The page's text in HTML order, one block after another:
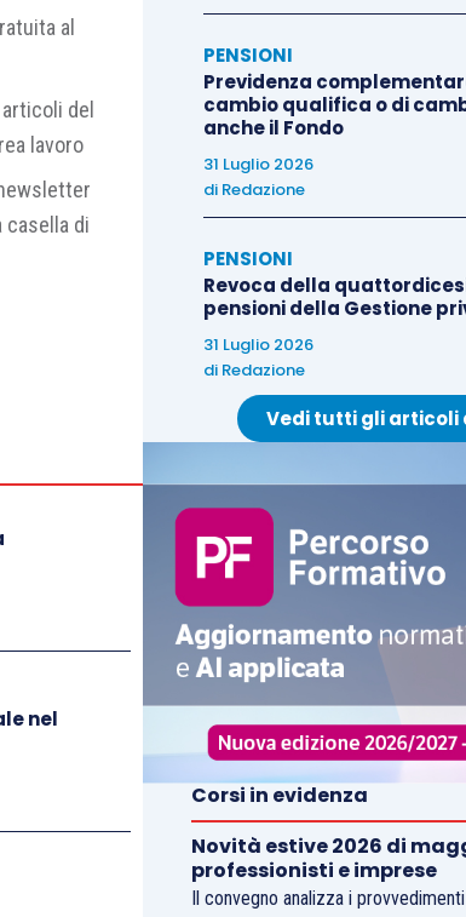
a lui
tramite
al
del
lavoro
di
nel
PENSIONI
Previdenza
cambio qualifica o di
anche il Fondo
31 Luglio 2026
di Redazione
PENSIONI
Revoca della
pensioni della Gestione
31 Luglio 2026
di Redazione
Vedi tutti gli articoli
Corsi in evidenza
Novità estive 2026 di
professionisti e imprese
Il convegno analizza i